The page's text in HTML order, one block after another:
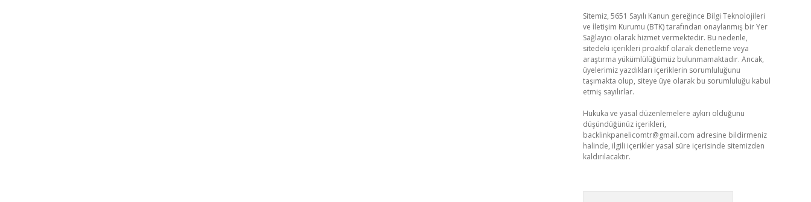
Sitemiz, 5651 Sayılı Kanun gereğince Bilgi Teknolojileri
ve İletişim Kurumu (BTK) tarafından onaylanmış bir Yer
Sağlayıcı olarak hizmet vermektedir. Bu nedenle,
sitedeki içerikleri proaktif olarak denetleme veya
araştırma yükümlülüğümüz bulunmamaktadır. Ancak,
üyelerimiz yazdıkları içeriklerin sorumluluğunu
taşımakta olup, siteye üye olarak bu sorumluluğu kabul
etmiş sayılırlar.
Hukuka ve yasal düzenlemelere aykırı olduğunu
düşündüğünüz içerikleri,
backlinkpanelicomtr@gmail.com adresine bildirmeniz
halinde, ilgili içerikler yasal süre içerisinde sitemizden
kaldırılacaktır.